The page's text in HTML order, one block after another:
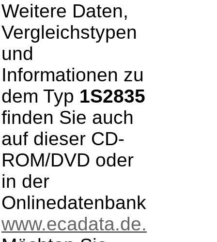
Weitere Daten,
Vergleichstypen
und
Informationen zu
dem Typ 1S2835
finden Sie auch
auf dieser CD-
ROM/DVD oder
in der
Onlinedatenbank
www.ecadata.de.